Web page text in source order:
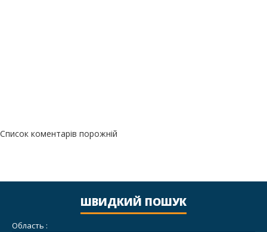
Список коментарів порожній
ШВИДКИЙ ПОШУК
Область :